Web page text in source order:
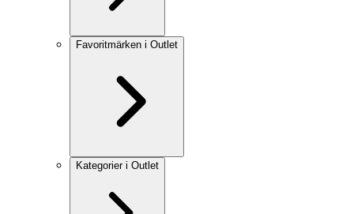
Favoritmärken i Outlet
Kategorier i Outlet